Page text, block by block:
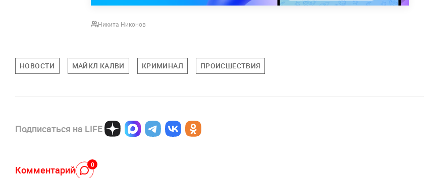
Никита Никонов
НОВОСТИ МАЙКЛ КАЛВИ КРИМИНАЛ ПРОИСШЕСТВИЯ
Подписаться на LIFE
Комментарий 0